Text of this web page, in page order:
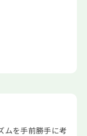
ムを手前勝手に考